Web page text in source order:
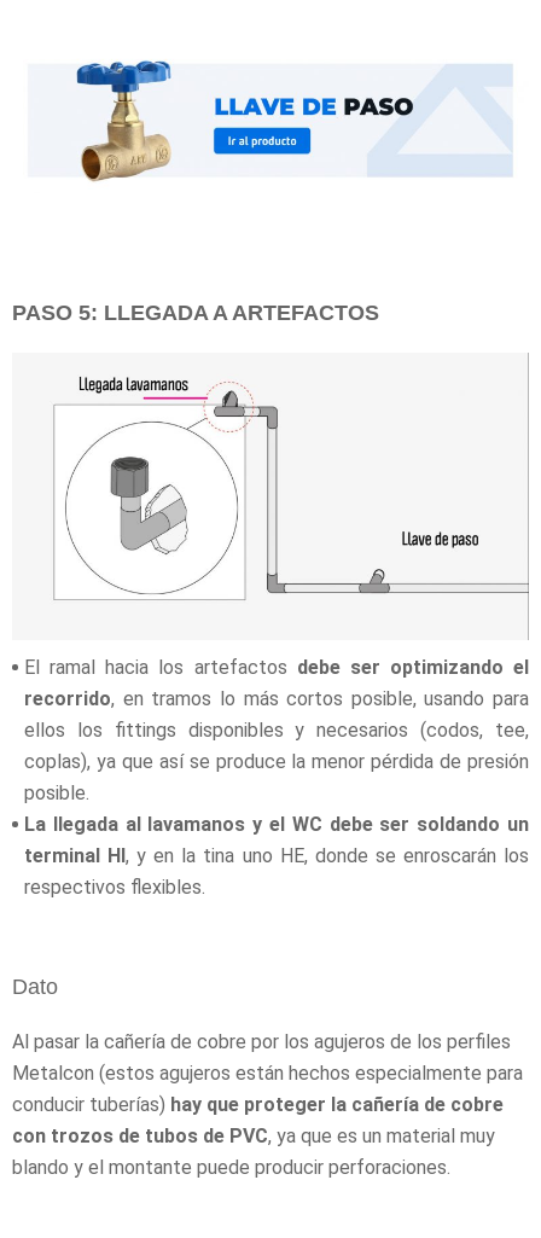
PASO 5: LLEGADA A ARTEFACTOS
El ramal hacia los artefactos debe ser optimizando el
recorrido, en tramos lo más cortos posible, usando para
ellos los fittings disponibles y necesarios (codos, tee,
coplas), ya que así se produce la menor pérdida de presión
posible.
La llegada al lavamanos y el WC debe ser soldando un
terminal HI, y en la tina uno HE, donde se enroscarán los
respectivos flexibles.
Dato
Al pasar la cañería de cobre por los agujeros de los perfiles
Metalcon (estos agujeros están hechos especialmente para
conducir tuberías) hay que proteger la cañería de cobre
con trozos de tubos de PVC, ya que es un material muy
blando y el montante puede producir perforaciones.